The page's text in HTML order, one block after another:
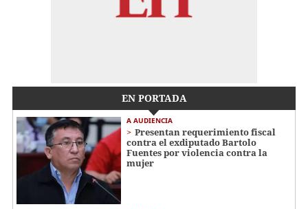
EN PORTADA
A AUDIENCIA
Presentan requerimiento fiscal
contra el exdiputado Bartolo
Fuentes por violencia contra la
mujer